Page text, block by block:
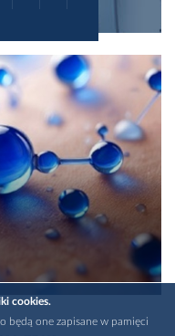
cookies.
będą one zapisane w pamięci